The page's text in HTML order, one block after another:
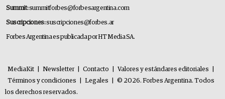
Summit:summitforbes@forbesargentina.com
Suscripciones:suscripciones@forbes.ar
Forbes Argentina es publicada por HT Media SA.
MediaKit Newsletter Contacto Valores y estándares editoriales
Términos y condiciones
Legales
© 2026. Forbes Argentina. Todos
los derechos reservados.